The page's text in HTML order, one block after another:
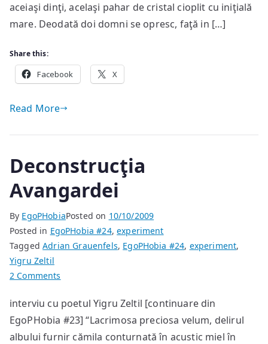
aceiaşi dinţi, acelaşi pahar de cristal cioplit cu iniţială
mare. Deodată doi domni se opresc, faţă in […]
Share this:
Facebook X
Read More
Deconstrucţia
Avangardei
By EgoPHobiaPosted on 10/10/2009
Posted in EgoPHobia #24,experiment
TaggedAdrian Grauenfels, EgoPHobia #24, experiment,
Yigru Zeltil
2 Comments
Avangardei
interviu cu poetul Yigru Zeltil [continuare din
EgoPHobia #23] “Lacrimosa preciosa velum, delirul
albului furnir cămila conturnată în acustic miel în